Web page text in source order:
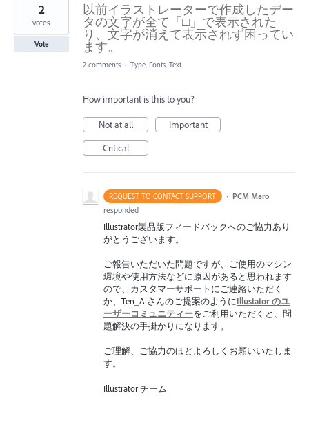
以前イラストレーターで作成したデー
タの文字が全て「□」で表示された
り、文字が消えて表示されず困ってい
ます。
2
votes
Vote
2 comments · Type, Fonts, Text
How important is this to you?
Not at all
Important
Critical
REQUEST TO CONTACT SUPPORT · PCM Maro
responded
Illustrator製品版フィードバックへのご協力あり
がとうございます。
ご報告いただいた問題ですが、ご使用のマシン
環境や使用方法などに原因があると思われます
ので、カスタマーサポートにご連絡いただく
か、Ten_A さんのご提案のようにIllustator のユ
ーザーコミュニティーをご利用いただくと、問
題解決の手掛かりになります。
ご理解、ご協力のほどよろしくお願いいたしま
す。
Illustrator チーム